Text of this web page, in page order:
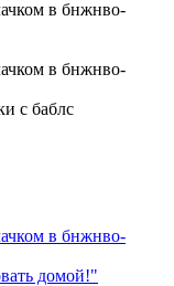
с баблс
домой!"